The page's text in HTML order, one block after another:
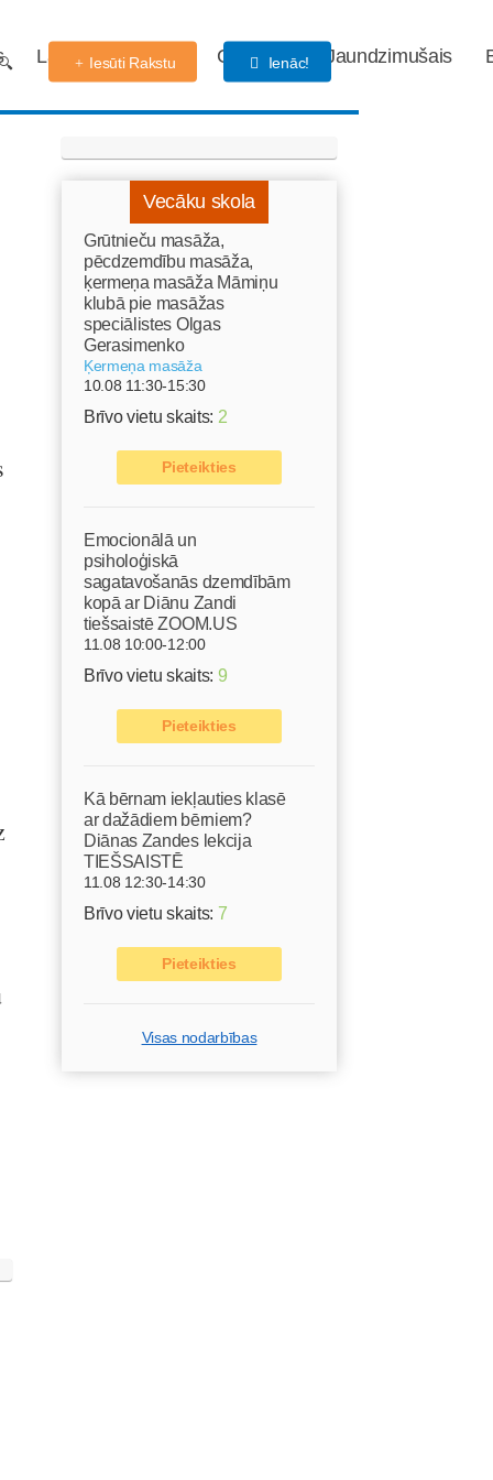
Labdarības fonds Gaidības Jaundzimušais
Iesūti Rakstu Ienāc!
Vecāku skola
Grūtnieču masāža,
pēcdzemdību masāža,
ķermeņa masāža Māmiņu
klubā pie masāžas
speciālistes Olgas
Gerasimenko
Ķermeņa masāža
10.08 11:30-15:30
Brīvo vietu skaits: 2
Pieteikties
Emocionālā un
psiholoģiskā
sagatavošanās dzemdībām
kopā ar Diānu Zandi
tiešsaistē ZOOM.US
11.08 10:00-12:00
Brīvo vietu skaits: 9
Pieteikties
Kā bērnam iekļauties klasē
ar dažādiem bērniem?
Diānas Zandes lekcija
TIEŠSAISTĒ
11.08 12:30-14:30
Brīvo vietu skaits: 7
Pieteikties
Visas nodarbības